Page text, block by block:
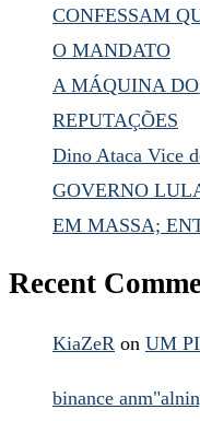
CONFESSAM
O MANDATO
A MÁQUINA DO
REPUTAÇÕES
Dino Ataca Vice
GOVERNO
EM MASSA;
Recent
KiaZeR on UM
binance